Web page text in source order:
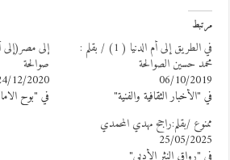
في الطريق إلى أم الدنيا ( 1) / بقلم :
حسين الصوالحة
06/10/
"الأخبار الثقافية والفنية"
صوالحة
24/12/2020
في "بوح الاماكن"
/بقلم:راجح مهدي المحمدي
25/05/